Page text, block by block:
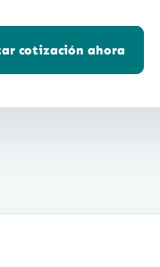
cotización ahora